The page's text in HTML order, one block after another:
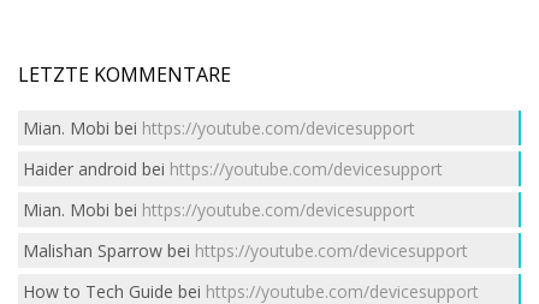
LETZTE KOMMENTARE
Mian. Mobi bei https://youtube.com/devicesupport
Haider android bei https://youtube.com/devicesupport
Mian. Mobi bei https://youtube.com/devicesupport
Malishan Sparrowbei https://youtube.com/devicesupport
How to Tech Guide bei https://youtube.com/devicesupport